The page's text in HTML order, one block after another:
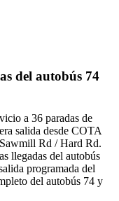
del autobús 74
a 36 paradas de
salida desde COTA
Rd / Hard Rd.
llegadas del autobús
programada del
del autobús 74 y